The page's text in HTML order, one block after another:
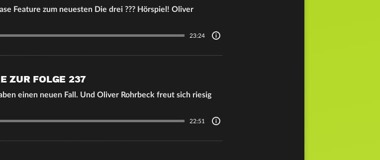
Feature zum neuesten Die drei ??? Hörspiel! Oliver
23:24
ZUR FOLGE 237
einen neuen Fall. Und Oliver Rohrbeck freut sich riesig
22:51